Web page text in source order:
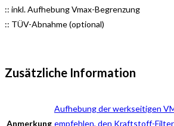
:: inkl. Aufhebung Vmax-Begrenzung
:: TÜV-Abnahme (optional)
Zusätzliche Information
Anmerkung
Aufhebung der werkseitigen
empfehlen, den Kraftstoff-